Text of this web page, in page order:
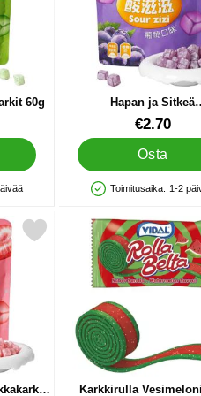
60g
Hapan ja Sitkeä
Viinirypälekarkki
Tuote.nro 89901€2.70
Osta
Saatavuus: Varastossa
Toimitusaika: 1-2
Mansikkakarkit 60g suosikiksi
Karkkirulla
Merkitse